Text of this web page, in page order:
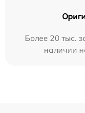
Более 20 тыс.
наличии